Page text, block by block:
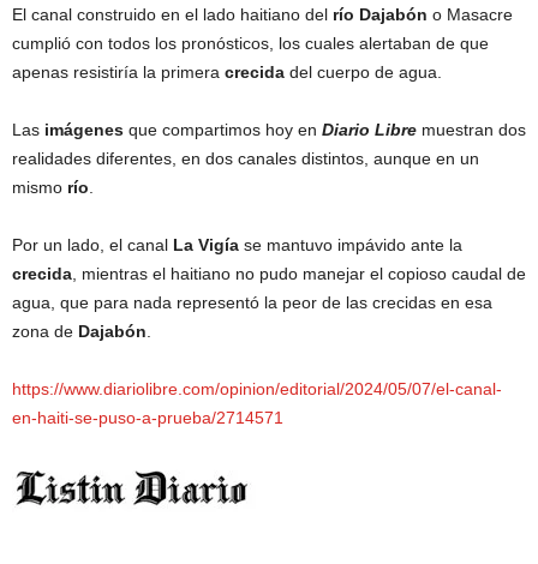
El canal construido en el lado haitiano del río Dajabón o Masacre
cumplió con todos los pronósticos, los cuales alertaban de que
apenas resistiría la primera crecida del cuerpo de agua.
Las imágenes que compartimos hoy en Diario Libre muestran dos
realidades diferentes, en dos canales distintos, aunque en un
mismo río.
Por un lado, el canal La Vigía se mantuvo impávido ante la
crecida, mientras el haitiano no pudo manejar el copioso caudal de
agua, que para nada representó la peor de las crecidas en esa
zona de Dajabón.
https://www.diariolibre.com/opinion/editorial/2024/05/07/el-canal-
en-haiti-se-puso-a-prueba/2714571